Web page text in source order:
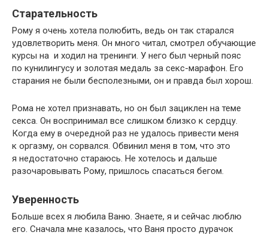
Старательность
Рому я очень хотела полюбить, ведь он так старался
удовлетворить меня. Он много читал, смотрел обучающие
курсы на и ходил на тренинги. У него был черный пояс
по кунилингусу и золотая медаль за секс-марафон. Его
старания не были бесполезными, он и правда был хорош.
Рома не хотел признавать, но он был зациклен на теме
секса. Он воспринимал все слишком близко к сердцу.
Когда ему в очередной раз не удалось привести меня
к оргазму, он сорвался. Обвинил меня в том, что это
я недостаточно стараюсь. Не хотелось и дальше
разочаровывать Рому, пришлось спасаться бегом.
Уверенность
Больше всех я любила Ваню. Знаете, я и сейчас люблю
его. Сначала мне казалось, что Ваня просто дурачок